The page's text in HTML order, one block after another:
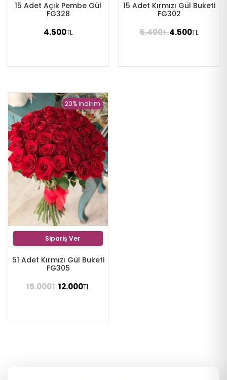
15 Adet Açık Pembe Gül
FG328
4.500TL
15 Adet Kırmızı Gül Buketi
FG302
5.400TL4.500TL
20% İndirim
Sipariş Ver
51 Adet Kırmızı Gül Buketi
FG305
15.000TL12.000TL